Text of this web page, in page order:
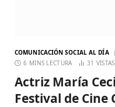
COMUNICACIÓN SOCIAL AL DÍA
6 MINS LECTURA
31 VISTAS
Actriz María
Festival de Cine